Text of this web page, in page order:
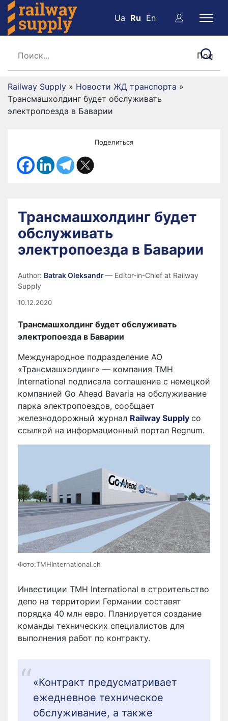
Ua Ru En
Railway Supply » Новости ЖД транспорта »
Трансмашхолдинг будет обслуживать
электропоезда в Баварии
Поделиться
Трансмашхолдинг будет
обслуживать
электропоезда в Баварии
Author: Batrak Oleksandr— Editor-in-Chief at Railway
Supply
10.12.2020
Трансмашхолдинг будет обслуживать
электропоезда в Баварии
Международное подразделение АО
«Трансмашхолдинг» — компания TMH
International подписала соглашение с немецкой
компанией Go Ahead Bavaria на обслуживание
парка электропоездов, сообщает
железнодорожный журнал Railway Supply со
ссылкой на информационный портал Regnum.
Фото:TMHInternational.ch
Инвестиции TMH International в строительство
депо на территории Германии составят
порядка 40 млн евро. Планируется создание
команды технических специалистов для
выполнения работ по контракту.
«Контракт предусматривает
ежедневное техническое
обслуживание, а также